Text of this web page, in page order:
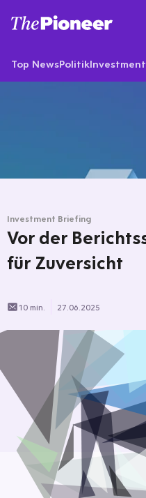
Top NewsPolitikInvestment
Investment Briefing
Vor der
für Zuversicht
10 min. 27.06.2025